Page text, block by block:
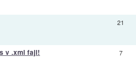
21
v .xml fajl! 7